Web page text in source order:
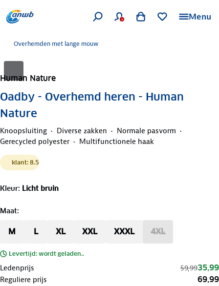
Menu
Overhemden met lange mouw
Human Nature
Oadby - Overhemd heren - Human
Nature
Knoopsluiting Diverse zakken
Normale pasvorm
Gerecycled polyester
Multifunctionele haak
klant: 8.5
Kleur: Licht bruin
Maat:
M L XL XXL XXXL 4XL
Levertijd: wordt geladen..
Ledenprijs 59,9935,99
Reguliere prijs 69,99